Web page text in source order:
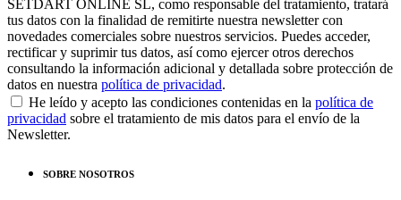
SETDART ONLINE SL, como responsable del tratamiento, tratará
tus datos con la finalidad de remitirte nuestra newsletter con
novedades comerciales sobre nuestros servicios. Puedes acceder,
rectificar y suprimir tus datos, así como ejercer otros derechos
consultando la información adicional y detallada sobre protección de
datos en nuestra política de privacidad.
He leído y acepto las condiciones contenidas en la política de
privacidad sobre el tratamiento de mis datos para el envío de la
Newsletter.
SOBRE NOSOTROS